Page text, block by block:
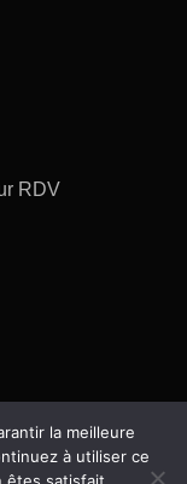
RDV
la meilleure
à utiliser ce